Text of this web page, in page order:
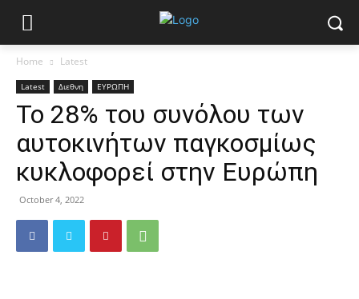
Home Latest
Latest Διεθνη ΕΥΡΩΠΗ
Το 28% του συνόλου των
αυτοκινήτων παγκοσμίως
κυκλοφορεί στην Ευρώπη
October 4, 2022